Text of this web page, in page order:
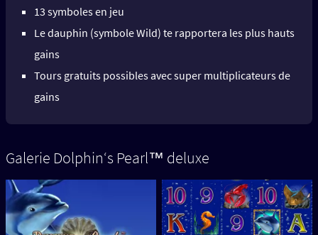
13 symboles en jeu
Le dauphin (symbole Wild) te rapportera les plus hauts
gains
Tours gratuits possibles avec super multiplicateurs de
gains
Galerie Dolphin‘s Pearl™ deluxe